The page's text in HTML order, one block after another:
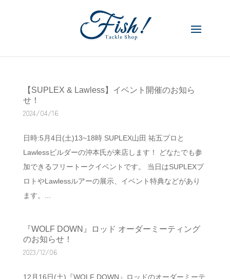
【SUPLEX & Lawless】イベント開催のお知ら
せ！
2024/04/16
日時:5月4日(土)13~18時 SUPLEX山田 祐五プロと
Lawlessビルダーの沖本氏が来店します！ どなたでも参
加できるフリートークイベントです。 当日はSUPLEXプ
ロトやLawlessルアーの展示、イベント特典などがあり
ます。...
『WOLF DOWN』ロッド オーダーミーティング
のお知らせ！
2023/12/06
12月16日(土)『WOLF DOWN』ロッドのオーダーミーテ